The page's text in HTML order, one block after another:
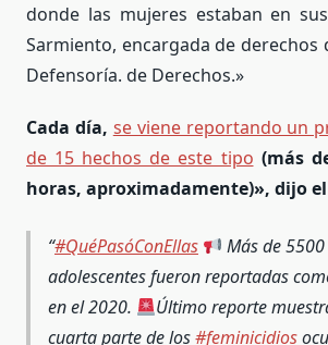
donde las mujeres estaban en
Sarmiento, encargada de derechos
Defensoría. de Derechos.»
Cada día, se viene reportando un
de 15 hechos de este tipo (más
horas, aproximadamente)», dijo
#QuéPasóConEllas
Más de
adolescentes fueron reportadas
en el 2020.
Último reporte
cuarta parte de los#feminicidios